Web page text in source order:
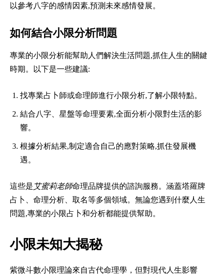
以參考八字的感情因素,預測未來感情發展。
如何結合小限分析問題
專業的小限分析能幫助人們解決生活問題,抓住人生的關鍵
時期。以下是一些建議:
找專業占卜師或命理師進行小限分析,了解小限特點。
結合八字、星盤等命理要素,全面分析小限對生活的影
響。
根據分析結果,制定適合自己的應對策略,抓住發展機
遇。
這些是艾蜜莉老師命理品牌提供的諮詢服務。涵蓋塔羅牌
占卜、命理分析、取名等多個領域。無論您遇到什麼人生
問題,專業的小限占卜和分析都能提供幫助。
小限未知大揭秘
紫微斗數小限理論來自古代命理學，但對現代人生影響